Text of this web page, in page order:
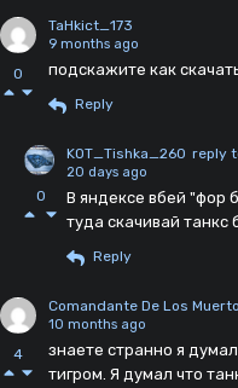
0
TaHkict_173
9 months ago
подскажите как
Reply
0
KOT_Tishka_260 reply
20 days ago
В яндексе вбей "фор
туда скачивай
Reply
4
Comandante De Los
10 months ago
знаете странно я
тигром. Я думал что